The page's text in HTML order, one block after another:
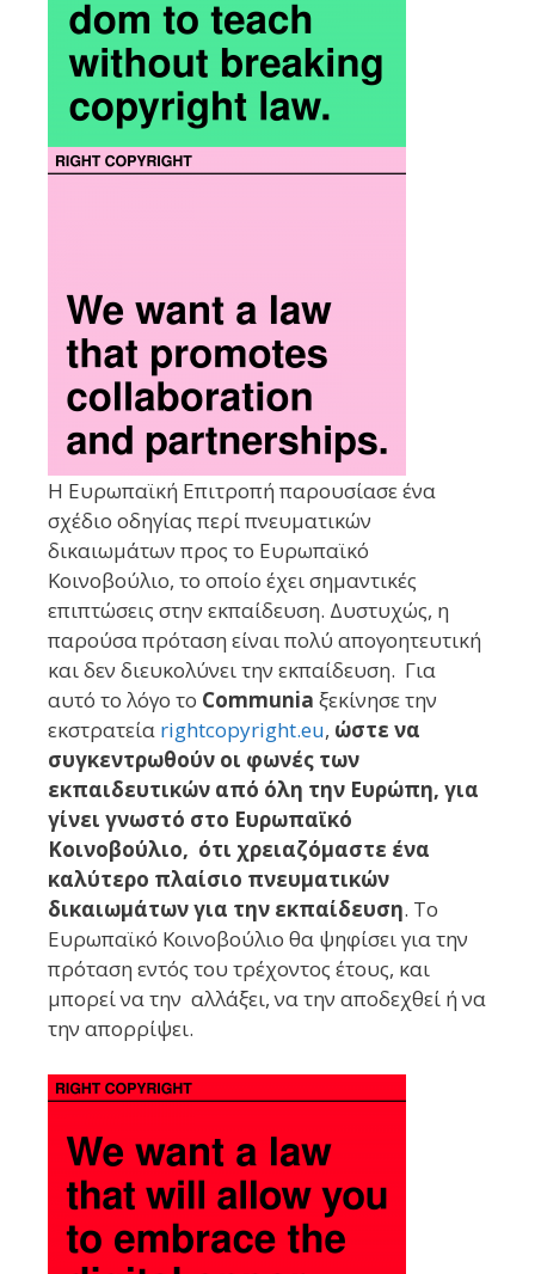
Η Ευρωπαϊκή Επιτροπή παρουσίασε ένα
σχέδιο οδηγίας περί πνευματικών
δικαιωμάτων προς το Ευρωπαϊκό
Κοινοβούλιο, το οποίο έχει σημαντικές
επιπτώσεις στην εκπαίδευση. Δυστυχώς, η
παρούσα πρόταση είναι πολύ απογοητευτική
και δεν διευκολύνει την εκπαίδευση. Για
αυτό το λόγο το Communia ξεκίνησε την
εκστρατεία rightcopyright.eu, ώστε να
συγκεντρωθούν οι φωνές των
εκπαιδευτικών από όλη την Ευρώπη, για
γίνει γνωστό στο Ευρωπαϊκό
Κοινοβούλιο, ότι χρειαζόμαστε ένα
καλύτερο πλαίσιο πνευματικών
δικαιωμάτων για την εκπαίδευση. Το
Ευρωπαϊκό Κοινοβούλιο θα ψηφίσει για την
πρόταση εντός του τρέχοντος έτους, και
μπορεί να την αλλάξει, να την αποδεχθεί ή να
την απορρίψει.